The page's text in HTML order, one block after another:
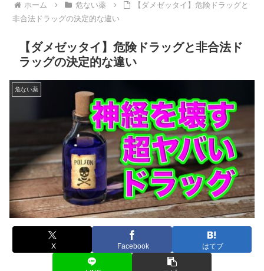
ホーム 危ない薬
【ダメゼッタイ】危険ドラッグと
非合法ドラッグの決定的な違い
【ダメゼッタイ】危険ドラッグと非合法ド
ラッグの決定的な違い
危ない薬
X Facebook はてブ